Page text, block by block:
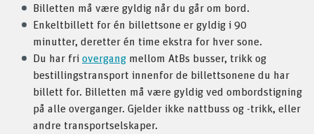
Billetten må være gyldig når du går om bord.
Enkeltbillett for én billettsone er gyldig i 90
minutter, deretter én time ekstra for hver sone.
Du har fri overgang mellom AtBs busser, trikk og
bestillingstransport innenfor de billettsonene du har
billett for. Billetten må være gyldig ved ombordstigning
på alle overganger. Gjelder ikke nattbuss og -trikk, eller
andre transportselskaper.